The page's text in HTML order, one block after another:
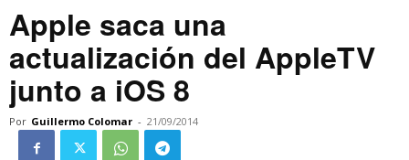
Apple saca una
actualización del AppleTV
junto a iOS 8
Por Guillermo Colomar - 21/09/2014